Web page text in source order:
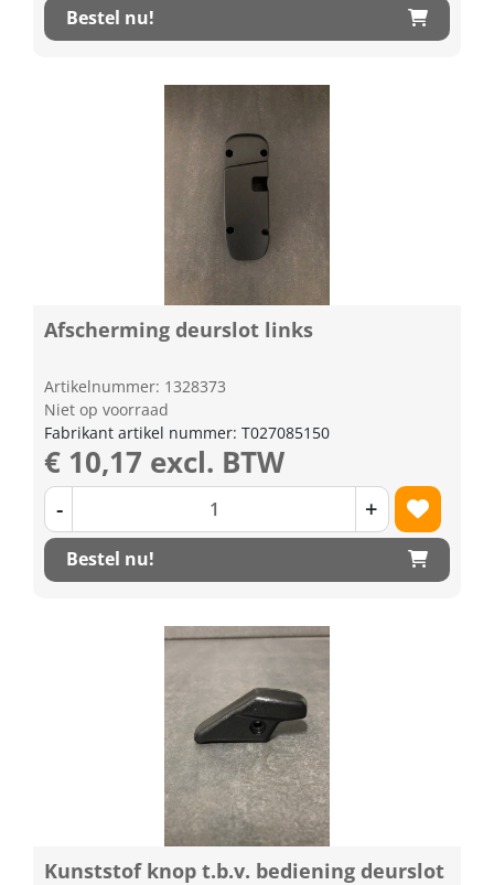
Bestel nu!
Afscherming deurslot links
Artikelnummer: 1328373
Niet op voorraad
Fabrikant artikel nummer: T027085150
€ 10,17 excl. BTW
- +
Bestel nu!
Kunststof knop t.b.v. bediening deurslot